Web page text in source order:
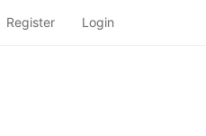
Register Login